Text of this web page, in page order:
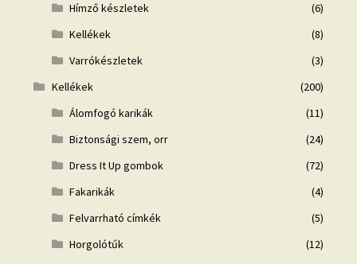
Hímző készletek
(6)
Kellékek
(8)
Varrókészletek
(3)
Kellékek
(200)
Álomfogó karikák
(11)
Biztonsági szem, orr
(24)
Dress It Up gombok
(72)
Fakarikák
(4)
Felvarrható címkék
(5)
Horgolótűk
(12)